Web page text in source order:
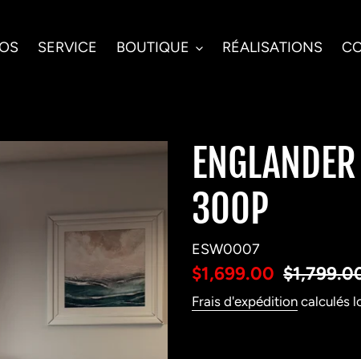
SERVICE BOUTIQUE RÉALISATIONS
300P
ESW0007
Prix
réduit
$1,699.00 Prix
normal
Frais d'expédition calculés